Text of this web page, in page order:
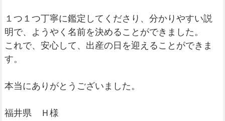
１つ１つ丁寧に鑑定してくださり、分かりやすい説
明で、ようやく名前を決めることができました。
これで、安心して、出産の日を迎えることができま
す。
本当にありがとうございました。
福井県 Ｈ様